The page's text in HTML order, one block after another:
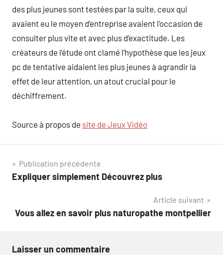
des plus jeunes sont testées par la suite, ceux qui
avaient eu le moyen d’entreprise avaient l’occasion de
consulter plus vite et avec plus d’exactitude. Les
créateurs de l’étude ont clamé l’hypothèse que les jeux
pc de tentative aidaient les plus jeunes à agrandir la
effet de leur attention, un atout crucial pour le
déchiffrement.
Source à propos de site de Jeux Vidéo
Navigation
de
Publication précédente
Expliquer simplement Découvrez plus
Article suivant
Vous allez en savoir plus naturopathe montpellier
Laisser un commentaire